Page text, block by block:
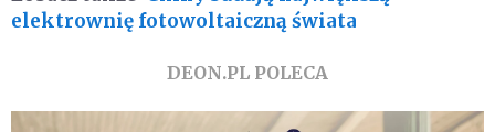
elektrownię fotowoltaiczną świata
DEON.PL POLECA